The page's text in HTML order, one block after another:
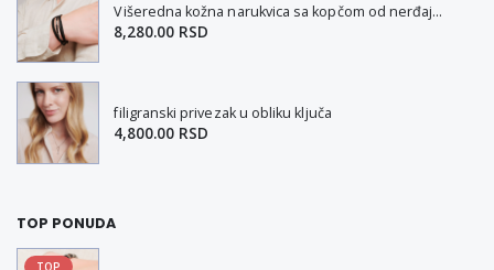
Višeredna kožna narukvica sa kopčom od nerđajućeg čelika L-XL
8,280.00 RSD
filigranski privezak u obliku ključa
4,800.00 RSD
TOP PONUDA
TOP